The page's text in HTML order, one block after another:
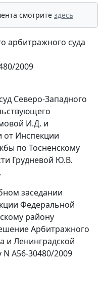
смотрите здесь
арбитражного суда
2009
Северо-Западного
И.Д. и
от Инспекции
по Тосненскому
Грудневой Ю.В.
заседании
Федеральной
району
Арбитражного
и Ленинградской
N А56-30480/2009